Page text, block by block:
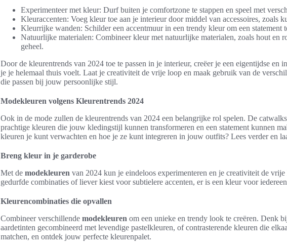
Experimenteer met kleur: Durf buiten je comfortzone te stappen en speel met
Kleuraccenten: Voeg kleur toe aan je interieur door middel van accessoires, zoals
Kleurrijke wanden: Schilder een accentmuur in een trendy kleur om een statement
Natuurlijke materialen: Combineer kleur met natuurlijke materialen, zoals hout en
geheel.
Door de kleurentrends van 2024 toe te passen in je interieur, creëer je een eigentijdse en
je je helemaal thuis voelt. Laat je creativiteit de vrije loop en maak gebruik van de
die passen bij jouw persoonlijke stijl.
Modekleuren volgens Kleurentrends 2024
Ook in de mode zullen de kleurentrends van 2024 een belangrijke rol spelen. De
prachtige kleuren die jouw kledingstijl kunnen transformeren en een statement kunnen
kleuren je kunt verwachten en hoe je ze kunt integreren in jouw outfits? Lees verder en
Breng kleur in je garderobe
Met de modekleuren van 2024 kun je eindeloos experimenteren en je creativiteit de
gedurfde combinaties of liever kiest voor subtielere accenten, er is een kleur voor
Kleurencombinaties die opvallen
Combineer verschillende modekleuren om een unieke en trendy look te creëren. Denk
aardetinten gecombineerd met levendige pastelkleuren, of contrasterende kleuren die
matchen, en ontdek jouw perfecte kleurenpalet.